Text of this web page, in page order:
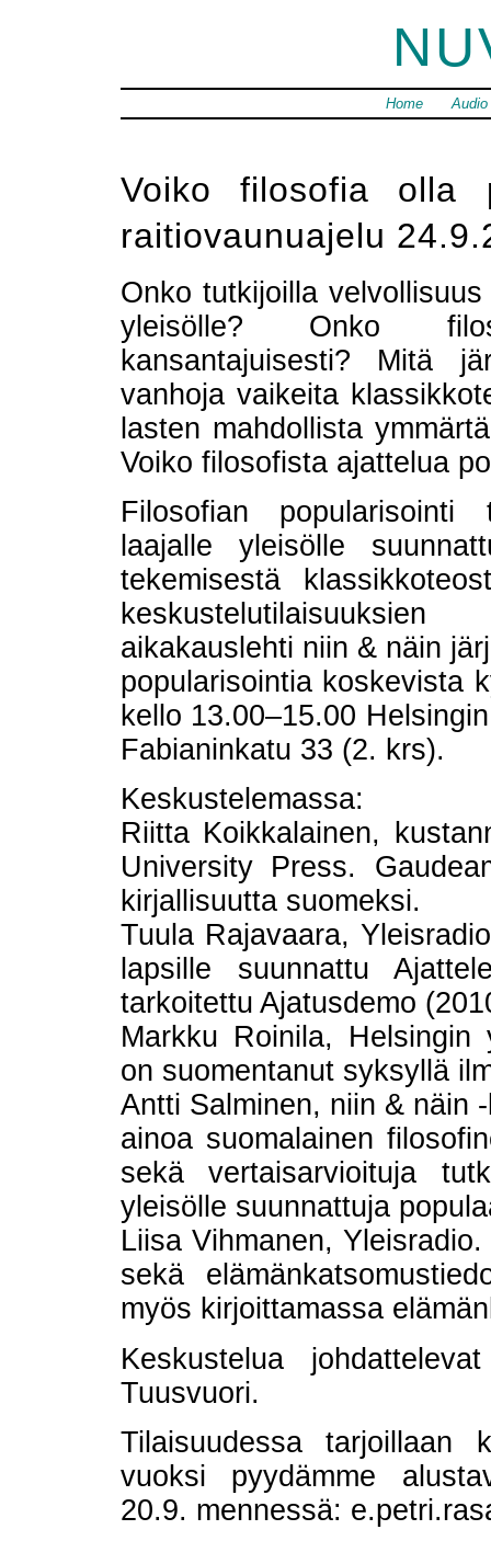
Home Audio
Voiko filosofia olla
raitiovaunuajelu
Onko tutkijoilla
yleisölle? Onko
kansantajuisesti? Mitä
vanhoja vaikeita
lasten mahdollista
Voiko filosofista ajattelua
Filosofian popularisointi
laajalle yleisölle
tekemisestä
aikakauslehti niin & näin
popularisointia koskevista
kello 13.00–15.00
Fabianinkatu 33 (2. krs).
Keskustelemassa:
Riitta Koikkalainen,
University Press.
kirjallisuutta suomeksi.
Tuula Rajavaara,
lapsille suunnattu
tarkoitettu Ajatusdemo
Markku Roinila,
on suomentanut syksyllä
Antti Salminen, niin & näin
ainoa suomalainen
sekä vertaisarvioituja
yleisölle suunnattuja
Liisa Vihmanen,
sekä
myös kirjoittamassa
Keskustelua
Tuusvuori.
Tilaisuudessa tarjoillaan
vuoksi pyydämme
20.9. mennessä: